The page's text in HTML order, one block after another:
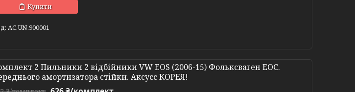
Купити
AC.UN.900001
2 Пильники 2 відбійники VW EOS (2006-15) Фольксваген ЕОС.
амортизатора стійки. Аксусс КОРЕЯ!